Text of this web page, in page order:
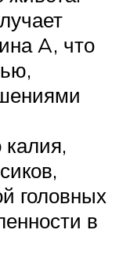
A, что
головных
в